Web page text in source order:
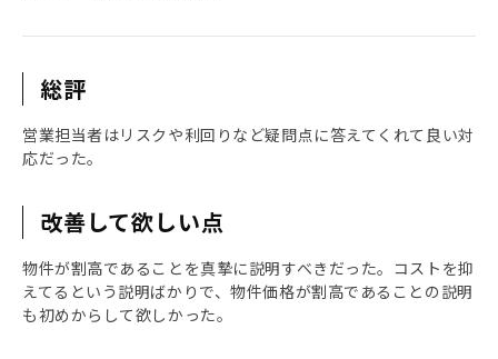
総評
営業担当者はリスクや利回りなど疑問点に答えてくれて良い対
応だった。
改善して欲しい点
物件が割高であることを真摯に説明すべきだった。コストを抑
えてるという説明ばかりで、物件価格が割高であることの説明
も初めからして欲しかった。